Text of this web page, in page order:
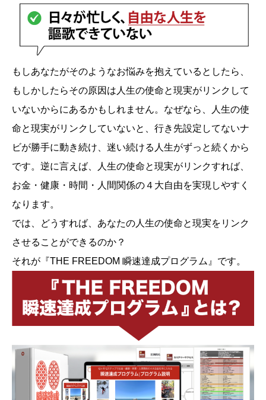
もしあなたがそのようなお悩みを抱えているとしたら、
もしかしたらその原因は人生の使命と現実がリンクして
いないからにあるかもしれません。なぜなら、人生の使
命と現実がリンクしていないと、行き先設定してないナ
ビが勝手に動き続け、迷い続ける人生がずっと続くから
です。逆に言えば、人生の使命と現実がリンクすれば、
お金・健康・時間・人間関係の４大自由を実現しやすく
なります。
では、どうすれば、あなたの人生の使命と現実をリンク
させることができるのか？
それが『THE FREEDOM 瞬速達成プログラム』です。